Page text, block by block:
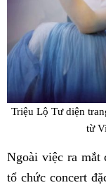
Triệu Lộ Tư diện
từ
Ngoài việc ra mắt
tổ chức concert